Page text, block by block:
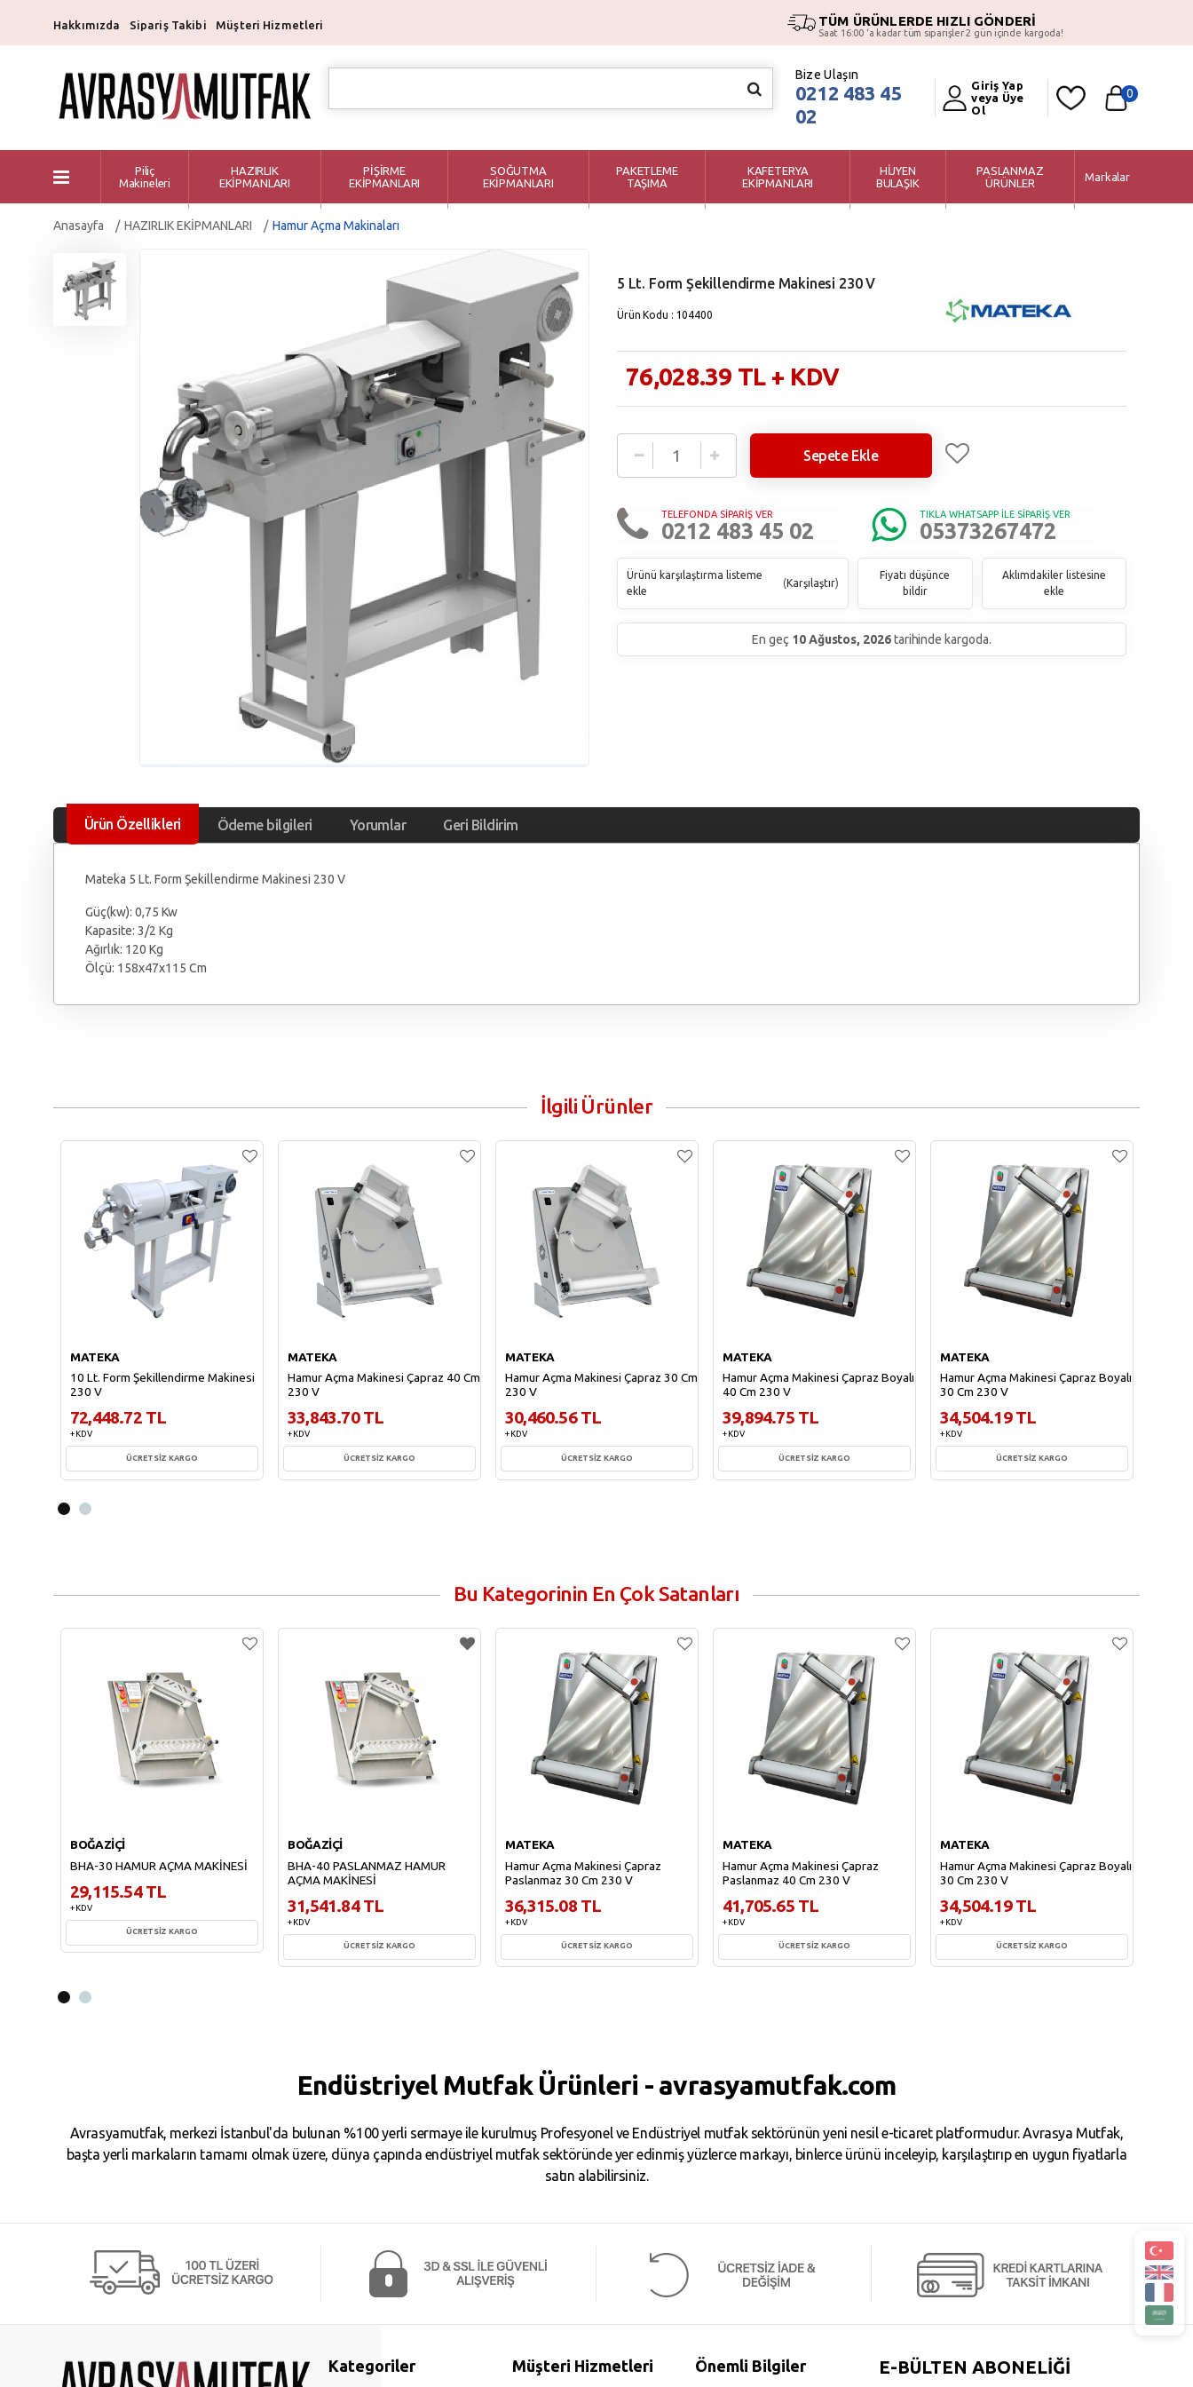
Hakkımızda Sipariş Takibi Müşteri Hizmetleri TÜM ÜRÜNLERDE HIZLI GÖNDERİ
Saat 16:00 ‘a kadar tüm siparişler 2 gün içinde kargoda!
Bize Ulaşın
0212 483 45
02
Giriş Yap
veya Üye
Ol
0
Piliç
Makineleri
HAZIRLIK
EKİPMANLARI
PİŞİRME
EKİPMANLARI
SOĞUTMA
EKİPMANLARI
PAKETLEME
TAŞIMA
KAFETERYA
EKİPMANLARI
HİJYEN
BULAŞIK
PASLANMAZ
ÜRÜNLER
Markalar
Anasayfa HAZIRLIK EKİPMANLARI Hamur Açma Makinaları
5 Lt. Form Şekillendirme Makinesi 230 V
Ürün Kodu : 104400
76,028.39 TL + KDV
TELEFONDA SİPARİŞ VER
0212 483 45 02
TIKLA WHATSAPP İLE SİPARİŞ VER
05373267472
Sepete Ekle
Ürünü karşılaştırma listeme
ekle
(Karşılaştır)
Fiyatı düşünce
bildir
Aklımdakiler listesine
ekle
En geç 10 Ağustos, 2026tarihinde kargoda.
Ürün Özellikleri Ödeme bilgileri Yorumlar Geri Bildirim
Mateka 5 Lt. Form Şekillendirme Makinesi 230 V
Güç(kw): 0,75 Kw
Kapasite: 3/2 Kg
Ağırlık: 120 Kg
Ölçü: 158x47x115 Cm
İlgili Ürünler
MATEKA
10 Lt. Form Şekillendirme Makinesi
230 V
72,448.72 TL
+ KDV
ÜCRETSİZ KARGO
MATEKA
Hamur Açma Makinesi Çapraz 40 Cm
230 V
33,843.70 TL
+ KDV
ÜCRETSİZ KARGO
MATEKA
Hamur Açma Makinesi Çapraz 30 Cm
230 V
30,460.56 TL
+ KDV
ÜCRETSİZ KARGO
MATEKA
Hamur Açma Makinesi Çapraz Boyalı
40 Cm 230 V
39,894.75 TL
+ KDV
ÜCRETSİZ KARGO
MATEKA
Hamur Açma Makinesi Çapraz Boyalı
30 Cm 230 V
34,504.19 TL
+ KDV
ÜCRETSİZ KARGO
Bu Kategorinin En Çok Satanları
BOĞAZİÇİ
BHA-30 HAMUR AÇMA MAKİNESİ
29,115.54 TL
+ KDV
ÜCRETSİZ KARGO
BOĞAZİÇİ
BHA-40 PASLANMAZ HAMUR
AÇMA MAKİNESİ
31,541.84 TL
+ KDV
ÜCRETSİZ KARGO
MATEKA
Hamur Açma Makinesi Çapraz
Paslanmaz 30 Cm 230 V
36,315.08 TL
+ KDV
ÜCRETSİZ KARGO
MATEKA
Hamur Açma Makinesi Çapraz
Paslanmaz 40 Cm 230 V
41,705.65 TL
+ KDV
ÜCRETSİZ KARGO
MATEKA
Hamur Açma Makinesi Çapraz Boyalı
30 Cm 230 V
34,504.19 TL
+ KDV
ÜCRETSİZ KARGO
Endüstriyel Mutfak Ürünleri - avrasyamutfak.com
Avrasyamutfak, merkezi İstanbul'da bulunan %100 yerli sermaye ile kurulmuş Profesyonel ve Endüstriyel mutfak sektörünün yeni nesil e-ticaret platformudur. Avrasya Mutfak,
başta yerli markaların tamamı olmak üzere, dünya çapında endüstriyel mutfak sektöründe yer edinmiş yüzlerce markayı, binlerce ürünü inceleyip, karşılaştırıp en uygun fiyatlarla
satın alabilirsiniz.
Kategoriler Müşteri Hizmetleri Önemli Bilgiler E-BÜLTEN ABONELİĞİ